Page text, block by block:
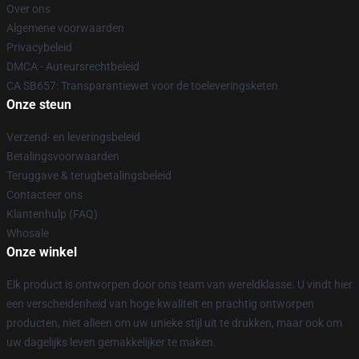
Over ons
Algemene voorwaarden
Privacybeleid
DMCA - Auteursrechtbeleid
CA SB657: Transparantiewet voor de toeleveringsketen
Onze steun
Verzend- en leveringsbeleid
Betalingsvoorwaarden
Teruggave & terugbetalingsbeleid
Contacteer ons
Klantenhulp (FAQ)
Whosale
Onze winkel
Elk product is ontworpen door ons team van wereldklasse. U vindt hier
een verscheidenheid van hoge kwaliteit en prachtig ontworpen
producten, niet alleen om uw unieke stijl uit te drukken, maar ook om
uw dagelijks leven gemakkelijker te maken.